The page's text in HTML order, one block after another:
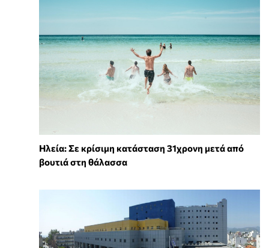
Ηλεία: Σε κρίσιμη κατάσταση 31χρονη μετά από
βουτιά στη θάλασσα